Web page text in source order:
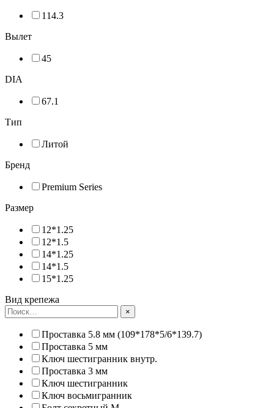
114.3
Вылет
45
DIA
67.1
Тип
Литой
Бренд
Premium Series
Размер
12*1.25
12*1.5
14*1.25
14*1.5
15*1.25
Вид крепежа
×
Проставка 5.8 мм (109*178*5/6*139.7)
Проставка 5 мм
Ключ шестигранник внутр.
Проставка 3 мм
Ключ шестигранник
Ключ восьмигранник